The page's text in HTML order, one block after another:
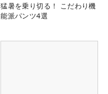
猛暑を乗り切る！ こだわり機
能派パンツ4選